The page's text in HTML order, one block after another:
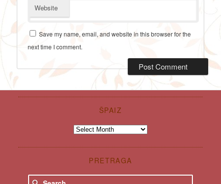
Website
Save my name, email, and website in this browser for the
next time I comment.
ŠPAIZ
Špaiz
PRETRAGA